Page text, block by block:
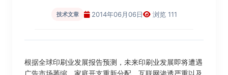
技术文章 2014年06月06日 浏览 111
根据全球印刷业发展报告预测，未来印刷业发展即将遭遇